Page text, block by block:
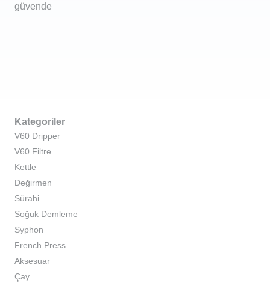
güvende
Kategoriler
V60 Dripper
V60 Filtre
Kettle
Değirmen
Sürahi
Soğuk Demleme
Syphon
French Press
Aksesuar
Çay